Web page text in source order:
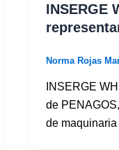
INSERGE
Norma Rojas
INSERGE
de
de